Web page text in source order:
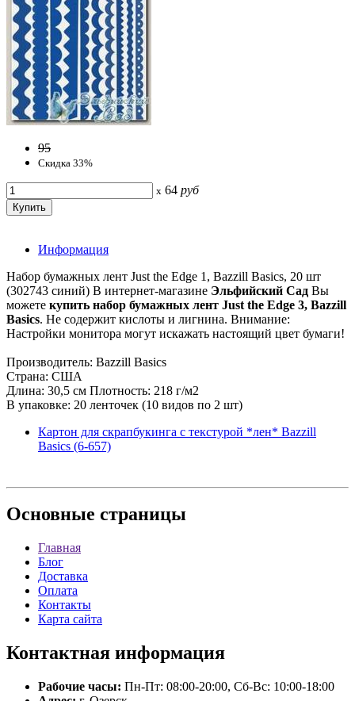
95
Скидка 33%
x 64 руб
Информация
Набор бумажных лент Just the Edge 1, Bazzill Basics, 20 шт
(302743 синий) В интернет-магазине Эльфийский Сад Вы
можете купить набор бумажных лент Just the Edge 3, Bazzill
Basics. Не содержит кислоты и лигнина. Внимание:
Настройки монитора могут искажать настоящий цвет бумаги!
Производитель: Bazzill Basics
Страна: США
Длина: 30,5 см Плотность: 218 г/м2
В упаковке: 20 ленточек (10 видов по 2 шт)
Картон для скрапбукинга с текстурой *лен* Bazzill
Basics (6-657)
Основные страницы
Главная
Блог
Доставка
Оплата
Контакты
Карта сайта
Контактная информация
Рабочие часы: Пн-Пт: 08:00-20:00, Сб-Вс: 10:00-18:00